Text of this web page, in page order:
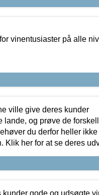
vinentusiaster på alle
ville give deres kunder
lande, og prøve de
du derfor heller ikke
Klik her for at se deres
gode og udsøgte